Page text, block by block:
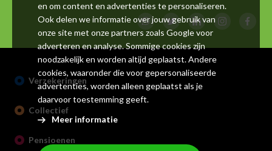
Verzekeringen
Collectief
Pensioenen
en om content en advertenties te personaliseren.
Ook delen we informatie over jouw gebruik van
onze site met onze partners zoals Googlevoor
adverteren en analyse. Sommige cookies zijn
noodzakelijk en worden altijd geplaatst. Andere
cookies, waaronder die voor gepersonaliseerde
advertenties, worden alleen geplaatst als je
daarvoor toestemming geeft.
Meer informatie